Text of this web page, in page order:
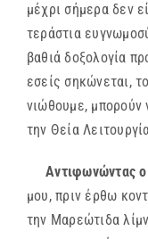
μέχρι σήμερα δεν
τεράστια
βαθιά δοξολογία
εσείς σηκώνεται,
νιώθουμε, μπορούν
την Θεία
Αντιφωνώντας
μου, πριν έρθω
την Μαρεώτιδα